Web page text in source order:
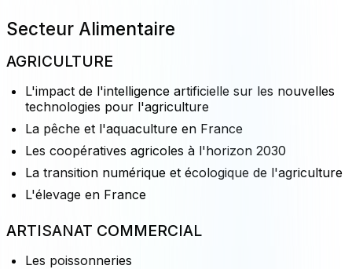
Secteur Alimentaire
AGRICULTURE
L'impact de l'intelligence artificielle sur les nouvelles
technologies pour l'agriculture
La pêche et l'aquaculture en France
Les coopératives agricoles à l'horizon 2030
La transition numérique et écologique de l'agriculture
L'élevage en France
ARTISANAT COMMERCIAL
Les poissonneries